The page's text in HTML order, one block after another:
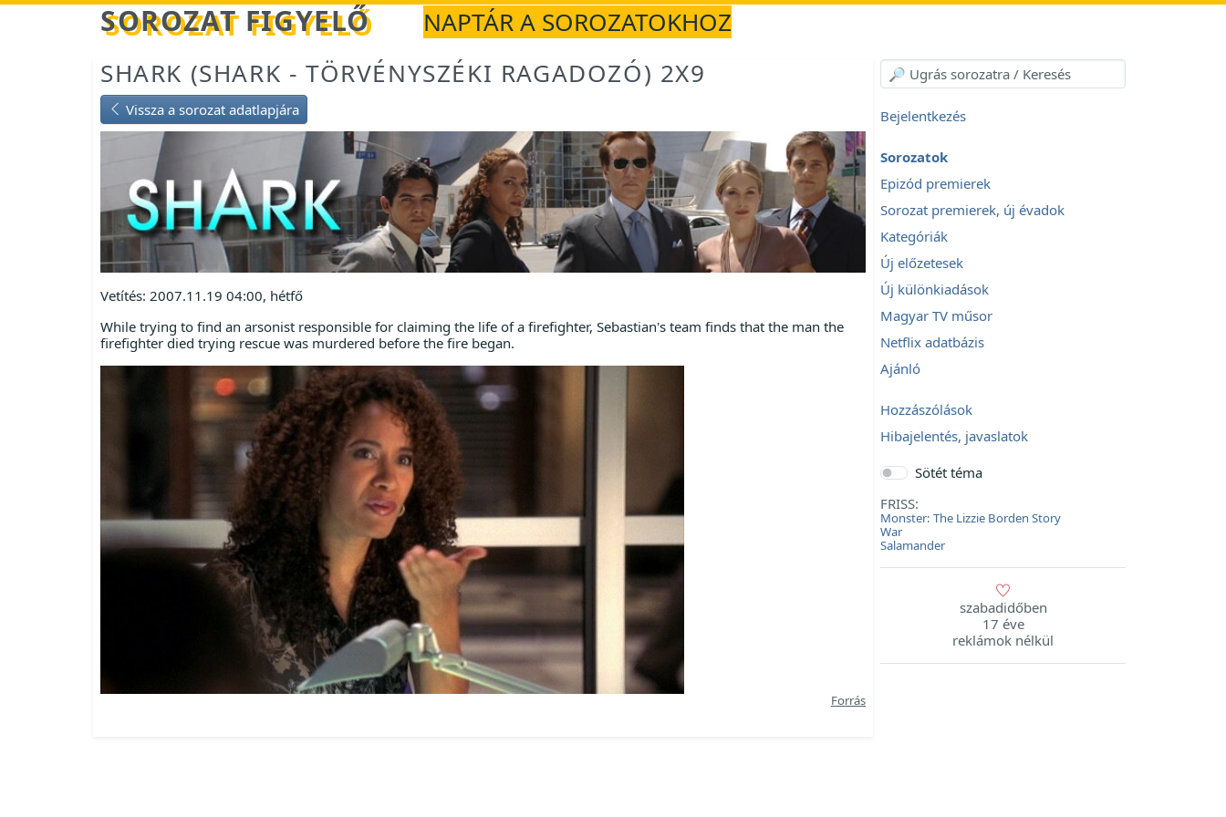
Betöltés... SOROZAT FIGYELŐ
NAPTÁR A SOROZATOKHOZ
SHARK (SHARK - TÖRVÉNYSZÉKI RAGADOZÓ) 2X9
Vissza a sorozat adatlapjára
Vetítés: 2007.11.19 04:00, hétfő
While trying to find an arsonist responsible for claiming the life of a firefighter, Sebastian's team finds that the man the
firefighter died trying rescue was murdered before the fire began.
Forrás
Bejelentkezés
Sorozatok
Epizód premierek
Sorozat premierek, új évadok
Kategóriák
Új előzetesek
Új különkiadások
Magyar TV műsor
Netflix adatbázis
Ajánló
Hozzászólások
Hibajelentés, javaslatok
Sötét téma
FRISS:
Monster: The Lizzie Borden Story
War
Salamander
szabadidőben
17 éve
reklámok nélkül